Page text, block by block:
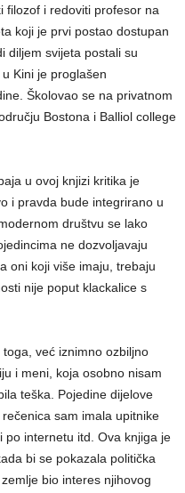
filozof i redoviti profesor na
koji je prvi postao dostupan
diljem svijeta postali su
Kini je proglašen
Školovao se na privatnom
Bostona i Balliol college
u ovoj knjizi kritika je
i pravda bude integrirano u
društvu se lako
ne dozvoljavaju
oni koji više imaju, trebaju
nije poput klackalice s
već iznimno ozbiljno
i meni, koja osobno nisam
teška. Pojedine dijelove
sam imala upitnike
po internetu itd. Ova knjiga je
bi se pokazala politička
bio interes njihovog